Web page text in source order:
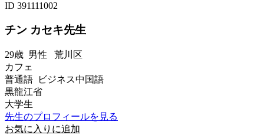
ID 391111002
チン カセキ先生
29歳 男性 荒川区
カフェ
普通語 ビジネス中国語
黒龍江省
大学生
先生のプロフィールを見る
お気に入りに追加